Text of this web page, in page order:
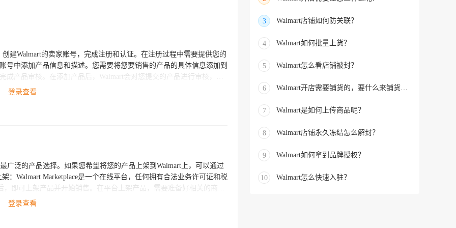
登录查看
广泛的产品选择。如果您希望将您的产品上架到Walmart上，可以通过
即可上架产品并开始销售。在平台上架产品，需要准备好相关的商品
供应商：如果您的公司是制造商
登录查看
3 Walmart店铺如何防关联？
4 Walmart如何批量上货？
5 Walmart怎么看店铺被封？
6
7 Walmart是如何上传商品呢？
8 Walmart店铺永久冻结怎么解封？
9 Walmart如何拿到品牌授权？
10 Walmart怎么快速入驻？